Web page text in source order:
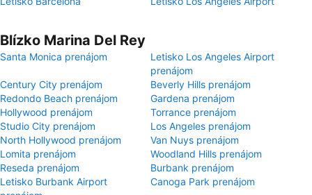
Blízko Marina Del Rey
Santa Monica prenájom
Letisko Los Angeles Airport
prenájom
Century City prenájom
Beverly Hills prenájom
Redondo Beach prenájom
Gardena prenájom
Hollywood prenájom
Torrance prenájom
Studio City prenájom
Los Angeles prenájom
North Hollywood prenájom
Van Nuys prenájom
Lomita prenájom
Woodland Hills prenájom
Reseda prenájom
Burbank prenájom
Letisko Burbank Airport
Canoga Park prenájom